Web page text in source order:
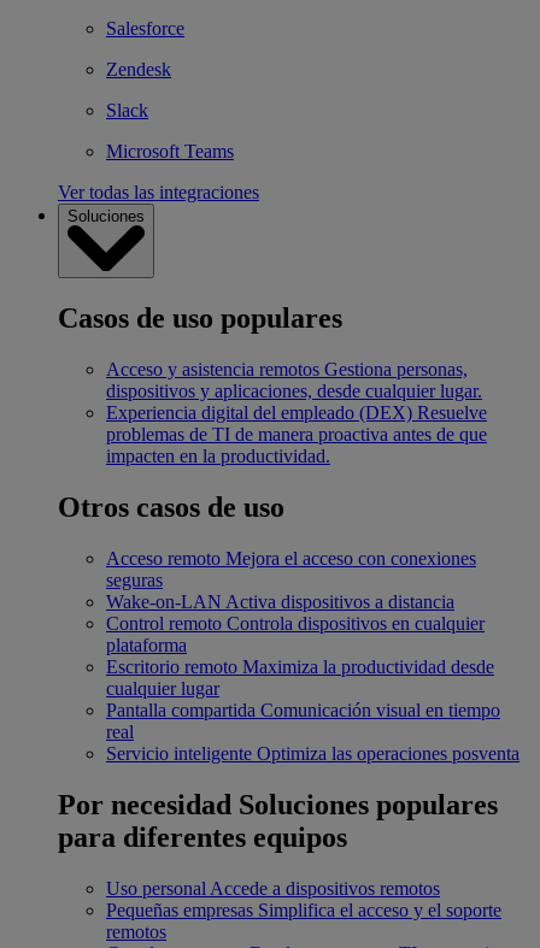
Salesforce
Zendesk
Slack
Microsoft Teams
Ver todas las integraciones
Soluciones
Casos de uso populares
Acceso y asistencia remotos Gestiona personas,
dispositivos y aplicaciones, desde cualquier lugar.
Experiencia digital del empleado (DEX) Resuelve
problemas de TI de manera proactiva antes de que
impacten en la productividad.
Otros casos de uso
Acceso remoto Mejora el acceso con conexiones
seguras
Wake-on-LAN Activa dispositivos a distancia
Control remoto Controla dispositivos en cualquier
plataforma
Escritorio remoto Maximiza la productividad desde
cualquier lugar
Pantalla compartida Comunicación visual en tiempo
real
Servicio inteligente Optimiza las operaciones posventa
Por necesidad Soluciones populares
para diferentes equipos
Uso personal Accede a dispositivos remotos
Pequeñas empresas Simplifica el acceso y el soporte
remotos